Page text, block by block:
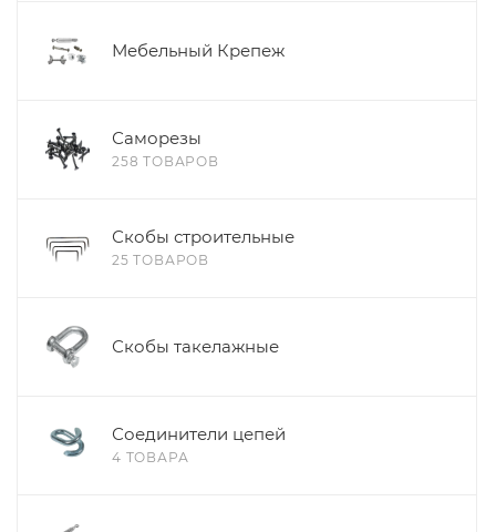
Мебельный Крепеж
Саморезы
258 ТОВАРОВ
Скобы строительные
25 ТОВАРОВ
Скобы такелажные
Соединители цепей
4 ТОВАРА